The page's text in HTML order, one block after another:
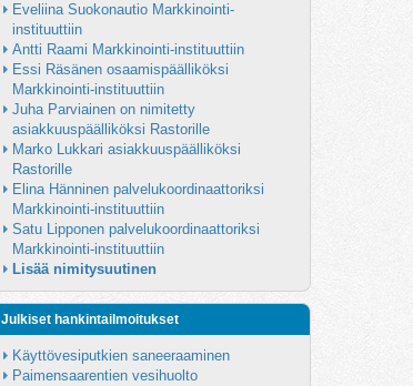
Eveliina Suokonautio Markkinointi-
instituuttiin
Antti Raami Markkinointi-instituuttiin
Essi Räsänen osaamispäälliköksi
Markkinointi-instituuttiin
Juha Parviainen on nimitetty
asiakkuuspäälliköksi Rastorille
Marko Lukkari asiakkuuspäälliköksi
Rastorille
Elina Hänninen palvelukoordinaattoriksi
Markkinointi-instituuttiin
Satu Lipponen palvelukoordinaattoriksi
Markkinointi-instituuttiin
Lisää nimitysuutinen
Julkiset hankintailmoitukset
Käyttövesiputkien saneeraaminen
Paimensaarentien vesihuolto